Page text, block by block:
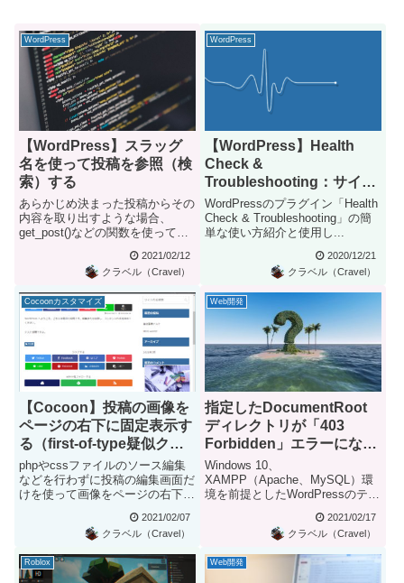
WordPress
【WordPress】スラッグ
名を使って投稿を参照（検
索）する
あらかじめ決まった投稿からその
内容を取り出すような場合、
get_post()などの関数を使って投
2021/02/12
クラベル（Cravel）
WordPress
【WordPress】Health
Check &
Troubleshooting：サイト
管理者＆開発者必須の便利
なトラブルシューティング
プラグイン
WordPressのプラグイン「Health
Check & Troubleshooting」の簡
単な使い方紹介と使用し...
2020/12/21
クラベル（Cravel）
Cocoonカスタマイズ
【Cocoon】投稿の画像を
ページの右下に固定表示す
る（first-of-type疑似クラ
スを使用した超簡易版）
phpやcssファイルのソース編集
などを行わずに投稿の編集画面だ
けを使って画像をページの右下に
2021/02/07
クラベル（Cravel）
Web開発
指定したDocumentRoot
ディレクトリが「403
Forbidden」エラーにな
る：XAMPP初期設定 (よく
あるトラブル)
Windows 10、
XAMPP（Apache、MySQL）環
境を前提としたWordPressのテス
2021/02/17
クラベル（Cravel）
Roblox Web開発